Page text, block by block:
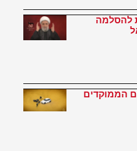
להסלמה
הממוקדים